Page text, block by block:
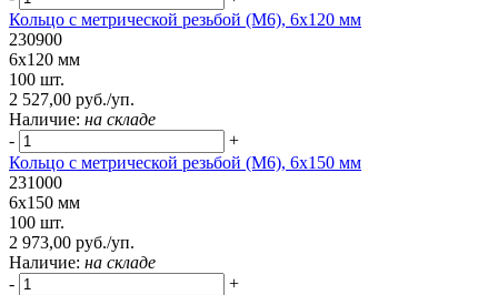
Кольцо с метрической резьбой (М6), 6х120 мм
230900
6х120 мм
100 шт.
2 527,00 руб./уп.
Наличие: на складе
-
+
Кольцо с метрической резьбой (М6), 6х150 мм
231000
6х150 мм
100 шт.
2 973,00 руб./уп.
Наличие: на складе
-
+